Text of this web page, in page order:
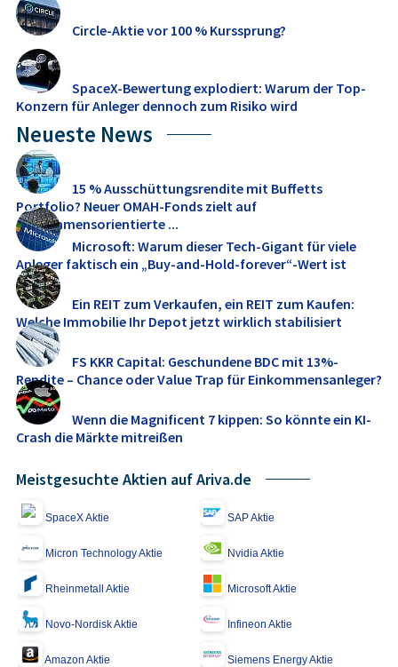
Circle-Aktie vor 100 % Kurssprung?
SpaceX-Bewertung explodiert: Warum der Top-
Konzern für Anleger dennoch zum Risiko wird
Neueste News
15 % Ausschüttungsrendite mit Buffetts
Portfolio? Neuer OMAH-Fonds zielt auf
einkommensorientierte ...
Microsoft: Warum dieser Tech-Gigant für viele
Anleger faktisch ein „Buy-and-Hold-forever“-Wert ist
Ein REIT zum Verkaufen, ein REIT zum Kaufen:
Welche Immobilie Ihr Depot jetzt wirklich stabilisiert
FS KKR Capital: Geschundene BDC mit 13%-
Rendite – Chance oder Value Trap für Einkommensanleger?
Wenn die Magnificent 7 kippen: So könnte ein KI-
Crash die Märkte mitreißen
Meistgesuchte Aktien auf Ariva.de
SpaceX Aktie SAP Aktie
Micron Technology Aktie Nvidia Aktie
Rheinmetall Aktie Microsoft Aktie
Novo-Nordisk Aktie Infineon Aktie
Amazon Aktie Siemens Energy Aktie